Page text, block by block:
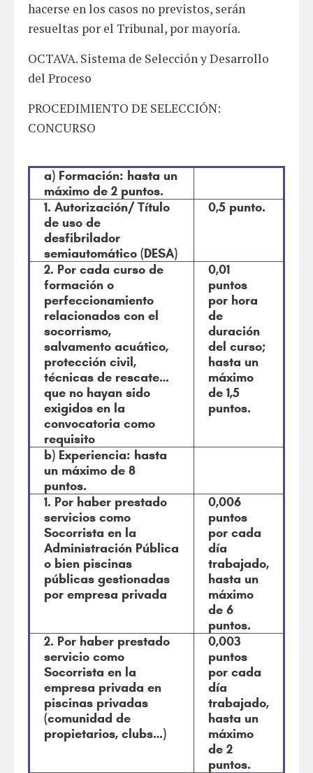
hacerse en los casos no previstos, serán
resueltas por el Tribunal, por mayoría.
OCTAVA. Sistema de Selección y Desarrollo
del Proceso
PROCEDIMIENTO DE SELECCIÓN:
CONCURSO
a) Formación: hasta un
máximo de 2 puntos.
1. Autorización/ Título
de uso de
desfibrilador
semiautomático (DESA)
0,5 punto.
2. Por cada curso de
formación o
perfeccionamiento
relacionados con el
socorrismo,
salvamento acuático,
protección civil,
técnicas de rescate…
que no hayan sido
exigidos en la
convocatoria como
requisito
0,01
puntos
por hora
de
duración
del curso;
hasta un
máximo
de 1,5
puntos.
b) Experiencia: hasta
un máximo de 8
puntos.
1. Por haber prestado
servicios como
Socorrista en la
Administración Pública
o bien piscinas
públicas gestionadas
por empresa privada
0,006
puntos
por cada
día
trabajado,
hasta un
máximo
de 6
puntos.
2. Por haber prestado
servicio como
Socorrista en la
empresa privada en
piscinas privadas
(comunidad de
propietarios, clubs…)
0,003
puntos
por cada
día
trabajado,
hasta un
máximo
de 2
puntos.